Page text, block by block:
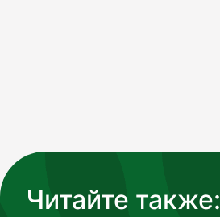
Читайте также: